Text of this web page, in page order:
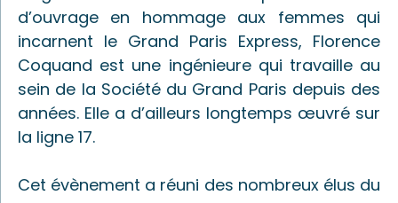
d’ouvrage en hommage aux femmes qui
incarnent le Grand Paris Express, Florence
Coquand est une ingénieure qui travaille au
sein de la Société du Grand Paris depuis des
années. Elle a d’ailleurs longtemps œuvré sur
la ligne 17.
Cet évènement a réuni des nombreux élus du